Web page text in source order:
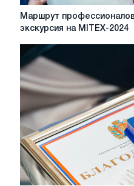
Маршрут
профессионалов:
экскурсия
на
MITEX-
2024
Маршрут
экскурсия на MITEX-2024